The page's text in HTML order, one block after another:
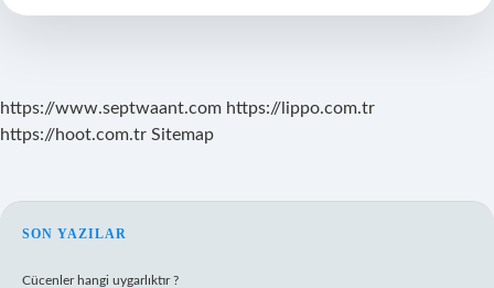
https://www.septwaant.com https://lippo.com.tr
https://hoot.com.tr Sitemap
SIDEBAR
SON YAZILAR
Cücenler hangi uygarlıktır ?